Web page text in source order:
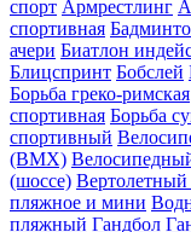
спорт Армрестлинг
спортивная
ачери Биатлон
Блицспринт Бобслей
Борьба греко-римская
спортивная Борьба
спортивный
(BMX)
(шоссе) Вертолетный
пляжное и мини
пляжный Гандбол